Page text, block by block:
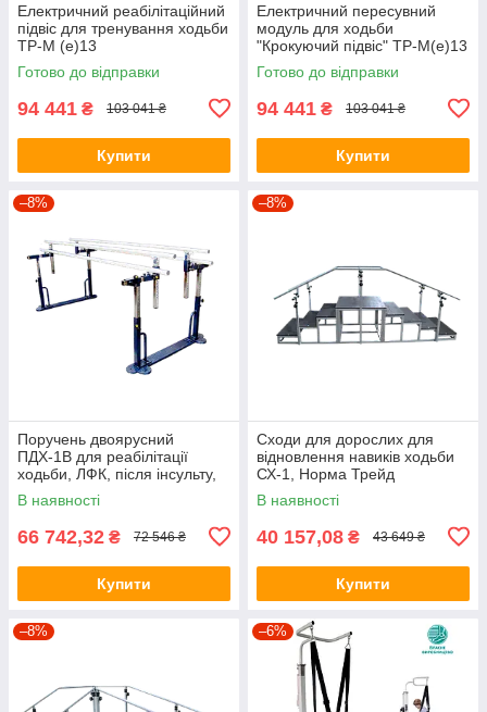
Електричний реабілітаційний
підвіс для тренування ходьби
ТР-М (е)13
Готово до відправки
94 441 ₴ 103 041 ₴
Купити
Електричний пересувний
модуль для ходьби
"Крокуючий підвіс" ТР-М(е)13
для реабілітації та
відновлення навичок ходьби
Готово до відправки
94 441 ₴ 103 041 ₴
Купити
–8%
Поручень двоярусний
ПДХ-1В для реабілітації
ходьби, ЛФК, після інсульту,
Норма Трейд Україна
В наявності
66 742,32 ₴ 72 546 ₴
Купити
–8%
Сходи для дорослих для
відновлення навиків ходьби
СХ-1, Норма Трейд
В наявності
40 157,08 ₴ 43 649 ₴
Купити
–8% –6%